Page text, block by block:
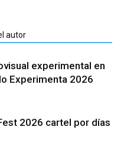
autor
experimental en
Experimenta 2026
2026 cartel por días